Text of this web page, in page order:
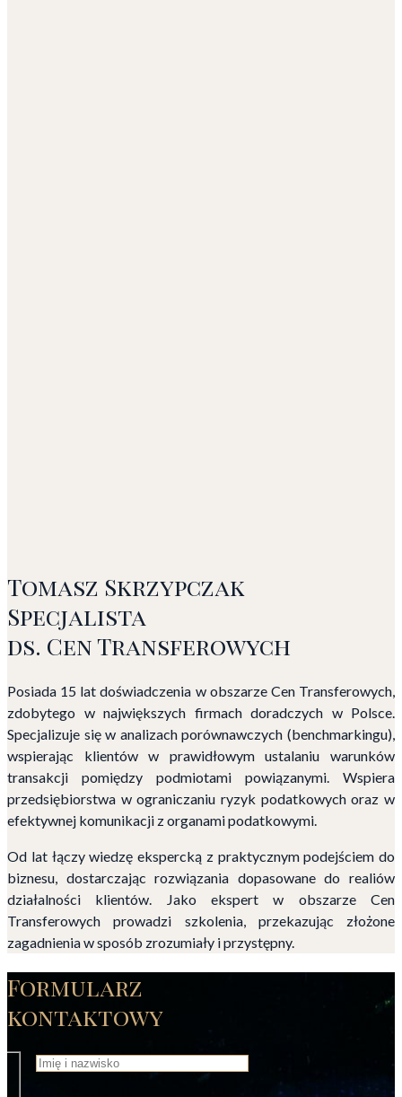
Tomasz Skrzypczak
Specjalista
ds. Cen Transferowych
Posiada 15 lat doświadczenia w obszarze Cen Transferowych,
zdobytego w największych firmach doradczych w Polsce.
Specjalizuje się w analizach porównawczych (benchmarkingu),
wspierając klientów w prawidłowym ustalaniu warunków
transakcji pomiędzy podmiotami powiązanymi. Wspiera
przedsiębiorstwa w ograniczaniu ryzyk podatkowych oraz w
efektywnej komunikacji z organami podatkowymi.
Od lat łączy wiedzę ekspercką z praktycznym podejściem do
biznesu, dostarczając rozwiązania dopasowane do realiów
działalności klientów. Jako ekspert w obszarze Cen
Transferowych prowadzi szkolenia, przekazując złożone
zagadnienia w sposób zrozumiały i przystępny.
Formularz
kontaktowy